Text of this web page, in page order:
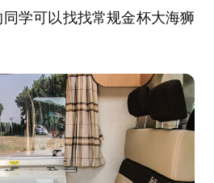
学可以找找常规金杯大海狮